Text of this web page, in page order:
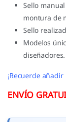
Sello
montura de
Sello
Modelos
diseñadores.
¡Recuerde
ENVÍO